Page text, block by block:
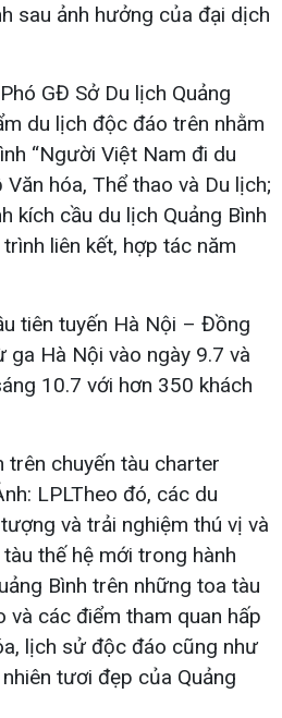
sau ảnh hưởng của đại dịch
GĐ Sở Du lịch Quảng
du lịch độc đáo trên nhằm
“Người Việt Nam đi du
hóa, Thể thao và Du lịch;
kích cầu du lịch Quảng Bình
liên kết, hợp tác năm
tiên tuyến Hà Nội – Đồng
ga Hà Nội vào ngày 9.7 và
10.7 với hơn 350 khách
trên chuyến tàu charter
LPLTheo đó, các du
và trải nghiệm thú vị và
thế hệ mới trong hành
Bình trên những toa tàu
và các điểm tham quan hấp
lịch sử độc đáo cũng như
tươi đẹp của Quảng